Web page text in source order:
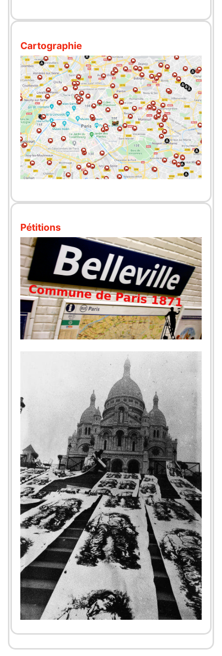
Cartographie
Pétitions